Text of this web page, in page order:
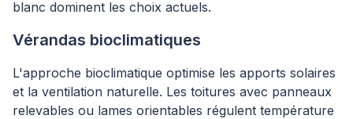
blanc dominent les choix actuels.
Vérandas bioclimatiques
L'approche bioclimatique optimise les apports solaires
et la ventilation naturelle. Les toitures avec panneaux
relevables ou lames orientables régulent température